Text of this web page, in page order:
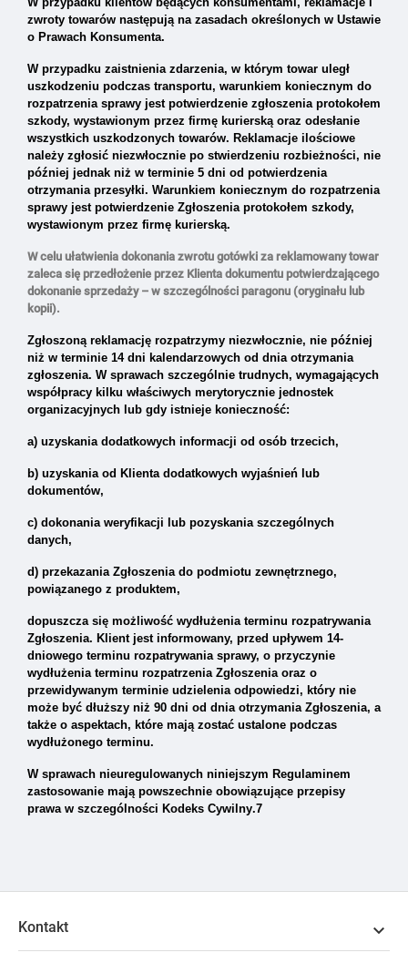
zwroty towarów następują na zasadach określonych w Ustawie
o Prawach Konsumenta.
W przypadku zaistnienia zdarzenia, w którym towar uległ
uszkodzeniu podczas transportu, warunkiem koniecznym do
rozpatrzenia sprawy jest potwierdzenie zgłoszenia protokołem
szkody, wystawionym przez firmę kurierską oraz odesłanie
wszystkich uszkodzonych towarów. Reklamacje ilościowe
należy zgłosić niezwłocznie po stwierdzeniu rozbieżności, nie
później jednak niż w terminie 5 dni od potwierdzenia
otrzymania przesyłki. Warunkiem koniecznym do rozpatrzenia
sprawy jest potwierdzenie Zgłoszenia protokołem szkody,
wystawionym przez firmę kurierską.
W celu ułatwienia dokonania zwrotu gotówki za reklamowany towar
zaleca się przedłożenie przez Klienta dokumentu potwierdzającego
dokonanie sprzedaży – w szczególności paragonu (oryginału lub
kopii).
Zgłoszoną reklamację rozpatrzymy niezwłocznie, nie później
niż w terminie 14 dni kalendarzowych od dnia otrzymania
zgłoszenia. W sprawach szczególnie trudnych, wymagających
współpracy kilku właściwych merytorycznie jednostek
organizacyjnych lub gdy istnieje konieczność:
a) uzyskania dodatkowych informacji od osób trzecich,
b) uzyskania od Klienta dodatkowych wyjaśnień lub
dokumentów,
c) dokonania weryfikacji lub pozyskania szczególnych
danych,
d) przekazania Zgłoszenia do podmiotu zewnętrznego,
powiązanego z produktem,
dopuszcza się możliwość wydłużenia terminu rozpatrywania
Zgłoszenia. Klient jest informowany, przed upływem 14-
dniowego terminu rozpatrywania sprawy, o przyczynie
wydłużenia terminu rozpatrzenia Zgłoszenia oraz o
przewidywanym terminie udzielenia odpowiedzi, który nie
może być dłuższy niż 90 dni od dnia otrzymania Zgłoszenia, a
także o aspektach, które mają zostać ustalone podczas
wydłużonego terminu.
W sprawach nieuregulowanych niniejszym Regulaminem
zastosowanie mają powszechnie obowiązujące przepisy
prawa w szczególności Kodeks Cywilny.7
Kontakt 